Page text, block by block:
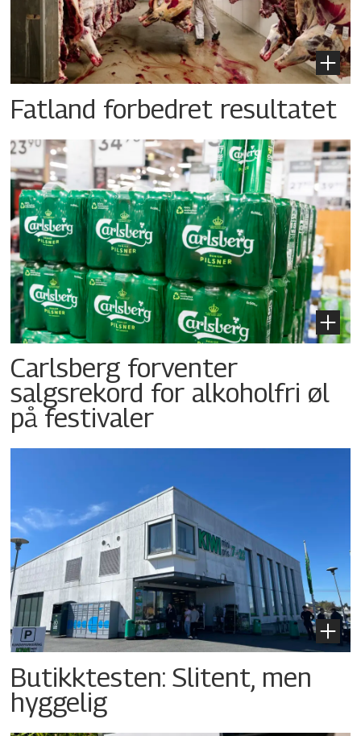
Fatland forbedret resultatet
Carlsberg forventer
salgsrekord for alkoholfri øl
på festivaler
Butikktesten: Slitent, men
hyggelig